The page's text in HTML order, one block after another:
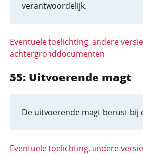
verantwoordelijk.
Eventuele toelichting, andere
achtergronddocumenten
55: Uitvoerende magt
De uitvoerende magt berust bij
Eventuele toelichting, andere